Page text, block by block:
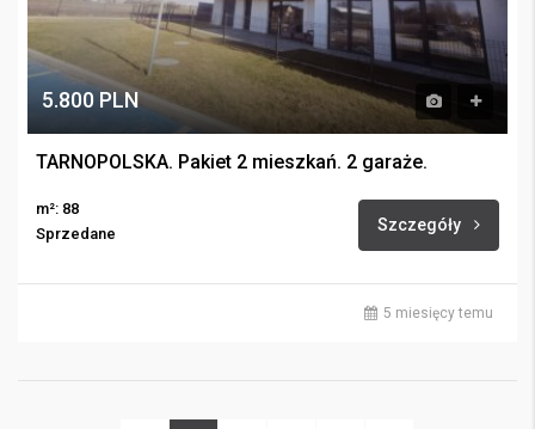
5.800 PLN
TARNOPOLSKA. Pakiet 2 mieszkań. 2 garaże.
m²: 88
Sprzedane
Szczegóły
5 miesięcy temu